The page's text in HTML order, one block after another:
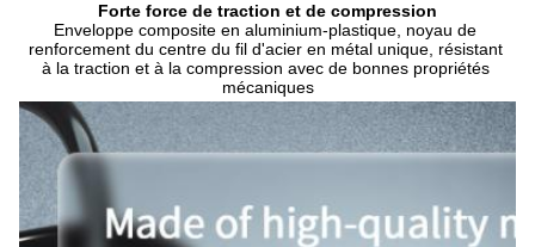
Forte force de traction et de compression
Enveloppe composite en aluminium-plastique, noyau de
renforcement du centre du fil d'acier en métal unique, résistant
à la traction et à la compression avec de bonnes propriétés
mécaniques